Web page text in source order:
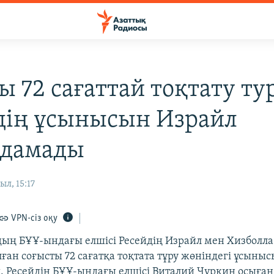
72 сағаттай тоқтату
ұсынысын Израйл
15:17
VPN-сіз оқу
БҰҰ-ындағы елшісі Ресейдің Израйл мен
соғысты 72 сағатқа тоқтата тұру жөніндегі